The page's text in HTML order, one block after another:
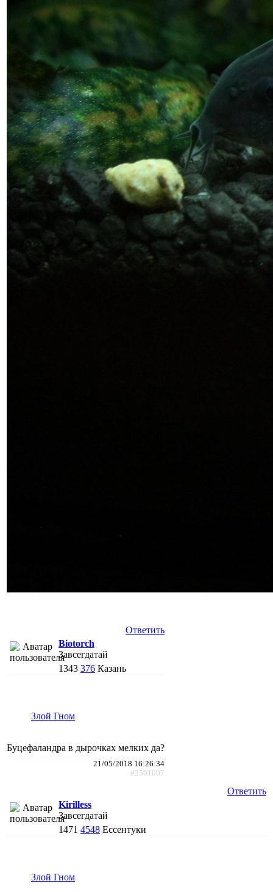
Ответить
Biotorch
Завсегдатай
1343 376 Казань
Злой Гном
Буцефаландра в дырочках мелких да?
21/05/2018 16:26:34
#2501007
Ответить
Kirilless
Завсегдатай
1471 4548 Ессентуки
Злой Гном